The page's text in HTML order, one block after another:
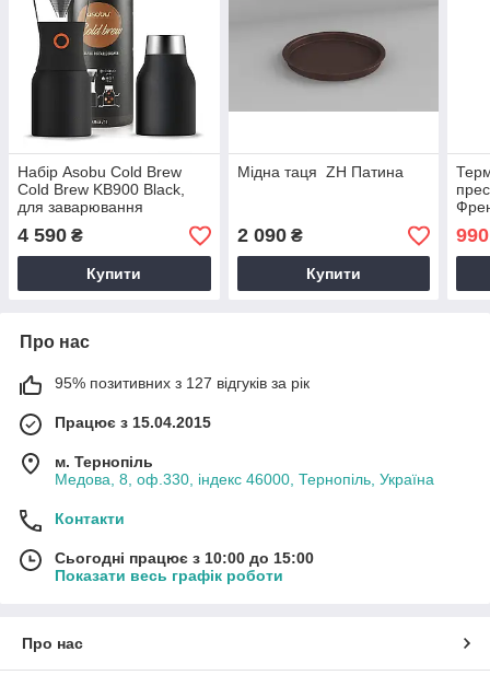
Набір Asobu Cold Brew
Cold Brew KB900 Black,
для заварювання
холодної кави, 1 л, з
термосом
4 590 ₴
Купити
Мідна таця ZH Патина
2 090₴
Купити
990
Про нас
95% позитивних з 127 відгуків за рік
Працює з 15.04.2015
м. Тернопіль
Медова, 8, оф.330, індекс 46000, Тернопіль, Україна
Контакти
Сьогодні працює з 10:00 до 15:00
Показати весь графік роботи
Про нас